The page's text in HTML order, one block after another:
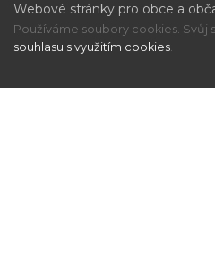
Webové stránky pro obce a
Používáme soubory cookies. Svůj
souhlasu s využitím cookies.